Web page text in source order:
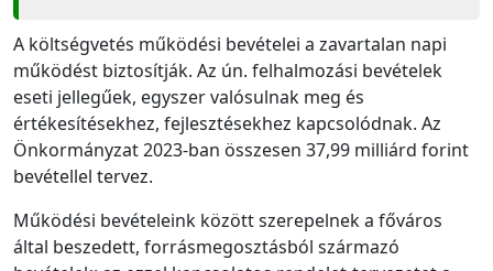
A költségvetés működési bevételei a zavartalan napi
működést biztosítják. Az ún. felhalmozási bevételek
eseti jellegűek, egyszer valósulnak meg és
értékesítésekhez, fejlesztésekhez kapcsolódnak. Az
Önkormányzat 2023-ban összesen 37,99 milliárd forint
bevétellel tervez.
Működési bevételeink között szerepelnek a főváros
által beszedett, forrásmegosztásból származó